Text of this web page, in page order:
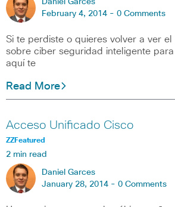
Daniel Garces
February 4, 2014 - 0 Comments
Si te perdiste o quieres volver a ver
sobre ciber seguridad inteligente
aquí te
Read More
Acceso Unificado Cisco
ZZFeatured
2 min read
Daniel Garces
January 28, 2014 - 0 Comments